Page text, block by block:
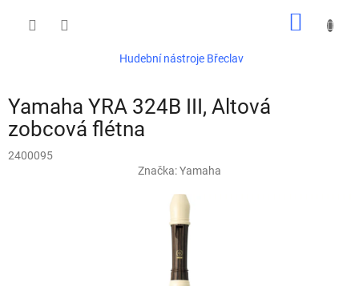
Hudební nástroje Břeclav
Yamaha YRA 324B III, Altová
zobcová flétna
2400095
Značka:Yamaha